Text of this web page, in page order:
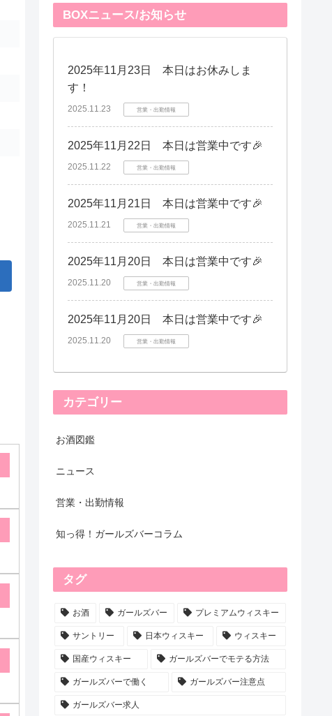
BOXニュース/お知らせ
2025年11月23日 本日はお休みしま
す！
2025.11.23 営業・出勤情報
2025年11月22日 本日は営業中です🎉
2025.11.22 営業・出勤情報
2025年11月21日 本日は営業中です🎉
2025.11.21 営業・出勤情報
2025年11月20日 本日は営業中です🎉
2025.11.20 営業・出勤情報
2025年11月20日 本日は営業中です🎉
2025.11.20 営業・出勤情報
カテゴリー
お酒図鑑
ニュース
営業・出勤情報
知っ得！ガールズバーコラム
タグ
お酒 ガールズバー プレミアムウィスキー
サントリー 日本ウィスキー ウィスキー
国産ウィスキー ガールズバーでモテる方法
ガールズバーで働く ガールズバー注意点
ガールズバー求人